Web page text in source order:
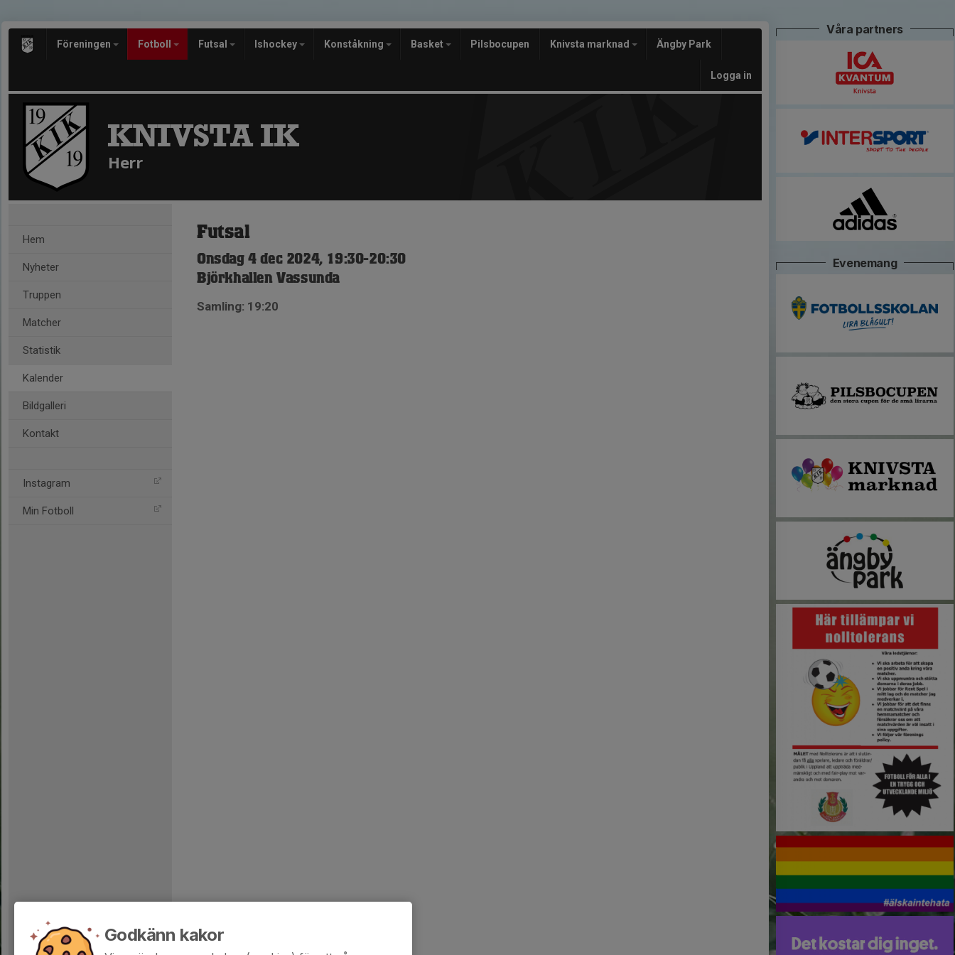
Föreningen Fotboll Futsal Ishockey Konståkning Basket Pilsbocupen Knivsta marknad Ängby Park
Logga in
KNIVSTA IK
Herr
Hem
Nyheter
Truppen
Matcher
Statistik
Kalender
Bildgalleri
Kontakt
Instagram
Min Fotboll
Futsal
Onsdag 4 dec 2024, 19:30-20:30
Björkhallen Vassunda
Samling: 19:20
Våra partners
Evenemang
Godkänn kakor